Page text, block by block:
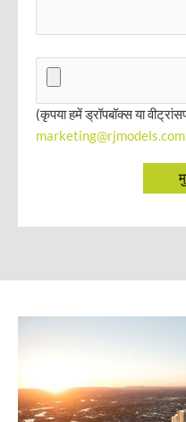
(कृपया हमें ड्रॉपबॉक्स या